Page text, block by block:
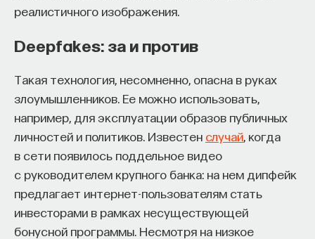
реалистичного изображения.
Deepfakes: за и против
Такая технология, несомненно, опасна в руках
злоумышленников. Ее можно использовать,
например, для эксплуатации образов публичных
личностей и политиков. Известен случай , когда
в сети появилось поддельное видео
с руководителем крупного банка: на нем дипфейк
предлагает интернет-пользователям стать
инвесторами в рамках несуществующей
бонусной программы. Несмотря на низкое
ПОДДЕРЖАТЬ ПОСТНАУКУ